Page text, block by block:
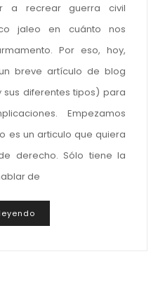
a recrear guerra civil
jaleo en cuánto nos
Por eso, hoy,
breve artículo de blog
diferentes tipos) para
Empezamos
es un articulo que quiera
derecho. Sólo tiene la
de